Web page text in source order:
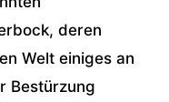
deren
Welt einiges an
Bestürzung